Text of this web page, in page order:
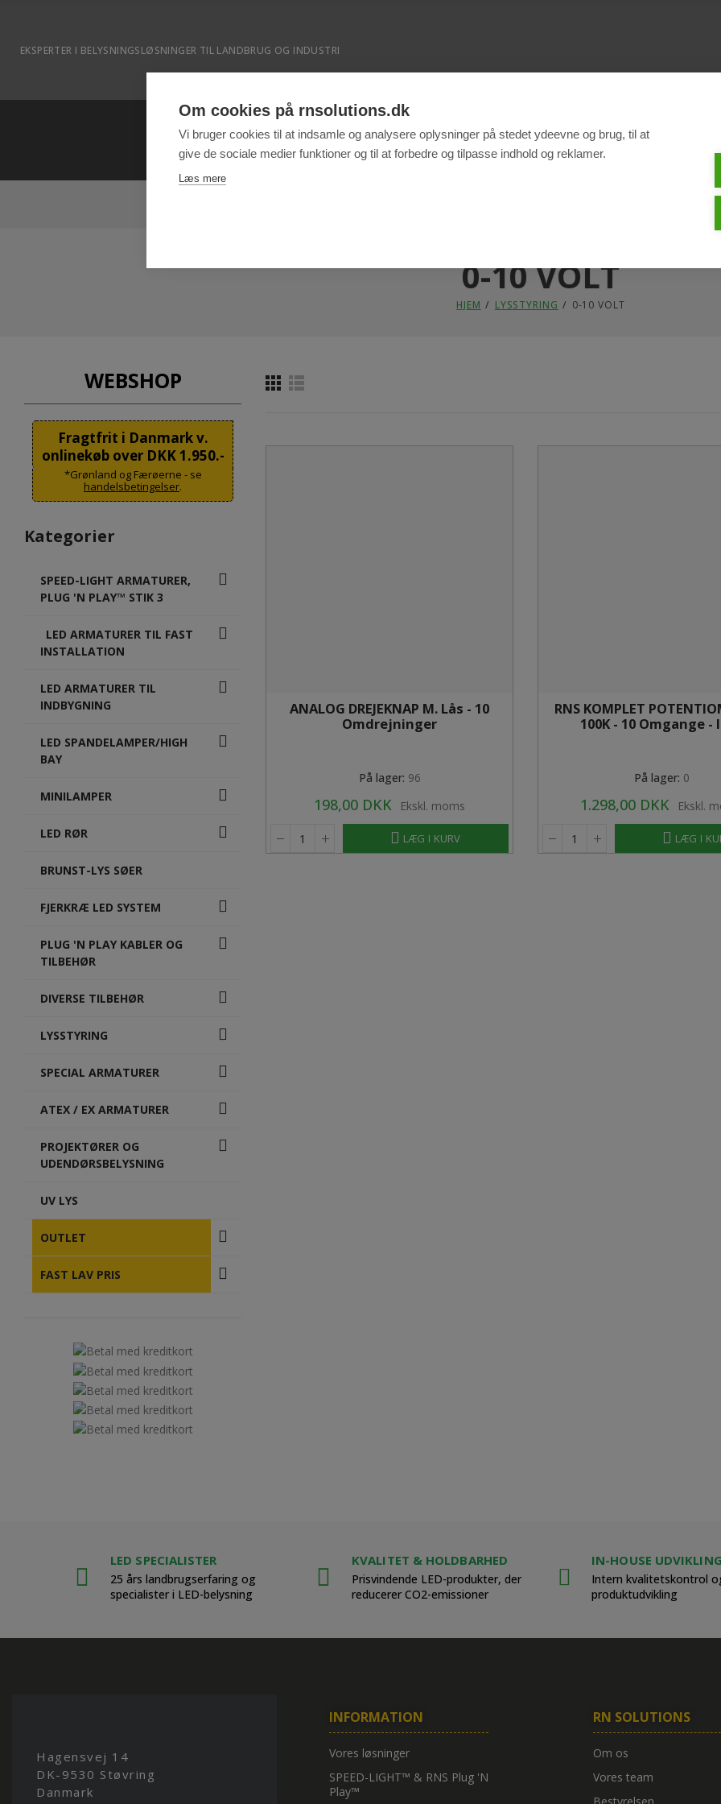
EKSPERTER I BELYSNINGSLØSNINGER TIL LANDBRUG OG INDUSTRI
0-10 VOLT
HJEM LYSSTYRING 0-10 VOLT
ANALOG DREJEKNAP M. Lås - 10
Omdrejninger
På lager: 96
198,00 DKK Ekskl. moms
LÆG I KURV
RNS KOMPLET
100K - 10 Omgange -
På lager: 0
1.298,00 DKK Ekskl.
LÆG I
WEBSHOP
Fragtfrit i Danmark v.
onlinekøb over DKK 1.950.-
*Grønland og Færøerne - se
handelsbetingelser.
Kategorier
SPEED-LIGHT ARMATURER,
PLUG 'N PLAY™ STIK 3
LED ARMATURER TIL FAST
INSTALLATION
LED ARMATURER TIL
INDBYGNING
LED SPANDELAMPER/HIGH
BAY
MINILAMPER
LED RØR
BRUNST-LYS SØER
FJERKRÆ LED SYSTEM
PLUG 'N PLAY KABLER OG
TILBEHØR
DIVERSE TILBEHØR
LYSSTYRING
SPECIAL ARMATURER
ATEX / EX ARMATURER
PROJEKTØRER OG
UDENDØRSBELYSNING
UV LYS
OUTLET
FAST LAV PRIS
LED SPECIALISTER
25 års landbrugserfaring og
specialister i LED-belysning
KVALITET & HOLDBARHED
Prisvindende LED-produkter, der
reducerer CO2-emissioner
IN-HOUSE UDVIKLING
Intern kvalitetskontrol
produktudvikling
Hagensvej 14
DK-9530 Støvring
Danmark
INFORMATION
Vores løsninger
SPEED-LIGHT™ & RNS Plug 'N
Play™
RN SOLUTIONS
Om os
Vores team
Om cookies på rnsolutions.dk
Vi bruger cookies til at indsamle og analysere oplysninger på stedet ydeevne og brug, til at
give de sociale medier funktioner og til at forbedre og tilpasse indhold og reklamer.
Læs mere